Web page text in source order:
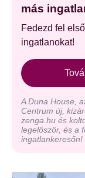
más
Fedezd fel
ingatlanokat!
A Duna House,
Centrum új,
zenga.hu és
legelőször, és a
ingatlankeresőn!